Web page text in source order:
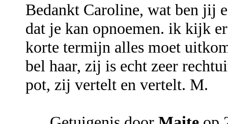
Bedankt Caroline, wat ben jij
dat je kan opnoemen. ik kijk
korte termijn alles moet
bel haar, zij is echt zeer
pot, zij vertelt en vertelt. M.